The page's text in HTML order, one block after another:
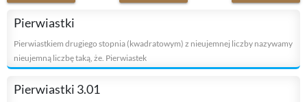
Pierwiastki
Pierwiastkiem drugiego stopnia (kwadratowym) z nieujemnej liczby nazywamy
nieujemną liczbę taką, że. Pierwiastek
Pierwiastki 3.01